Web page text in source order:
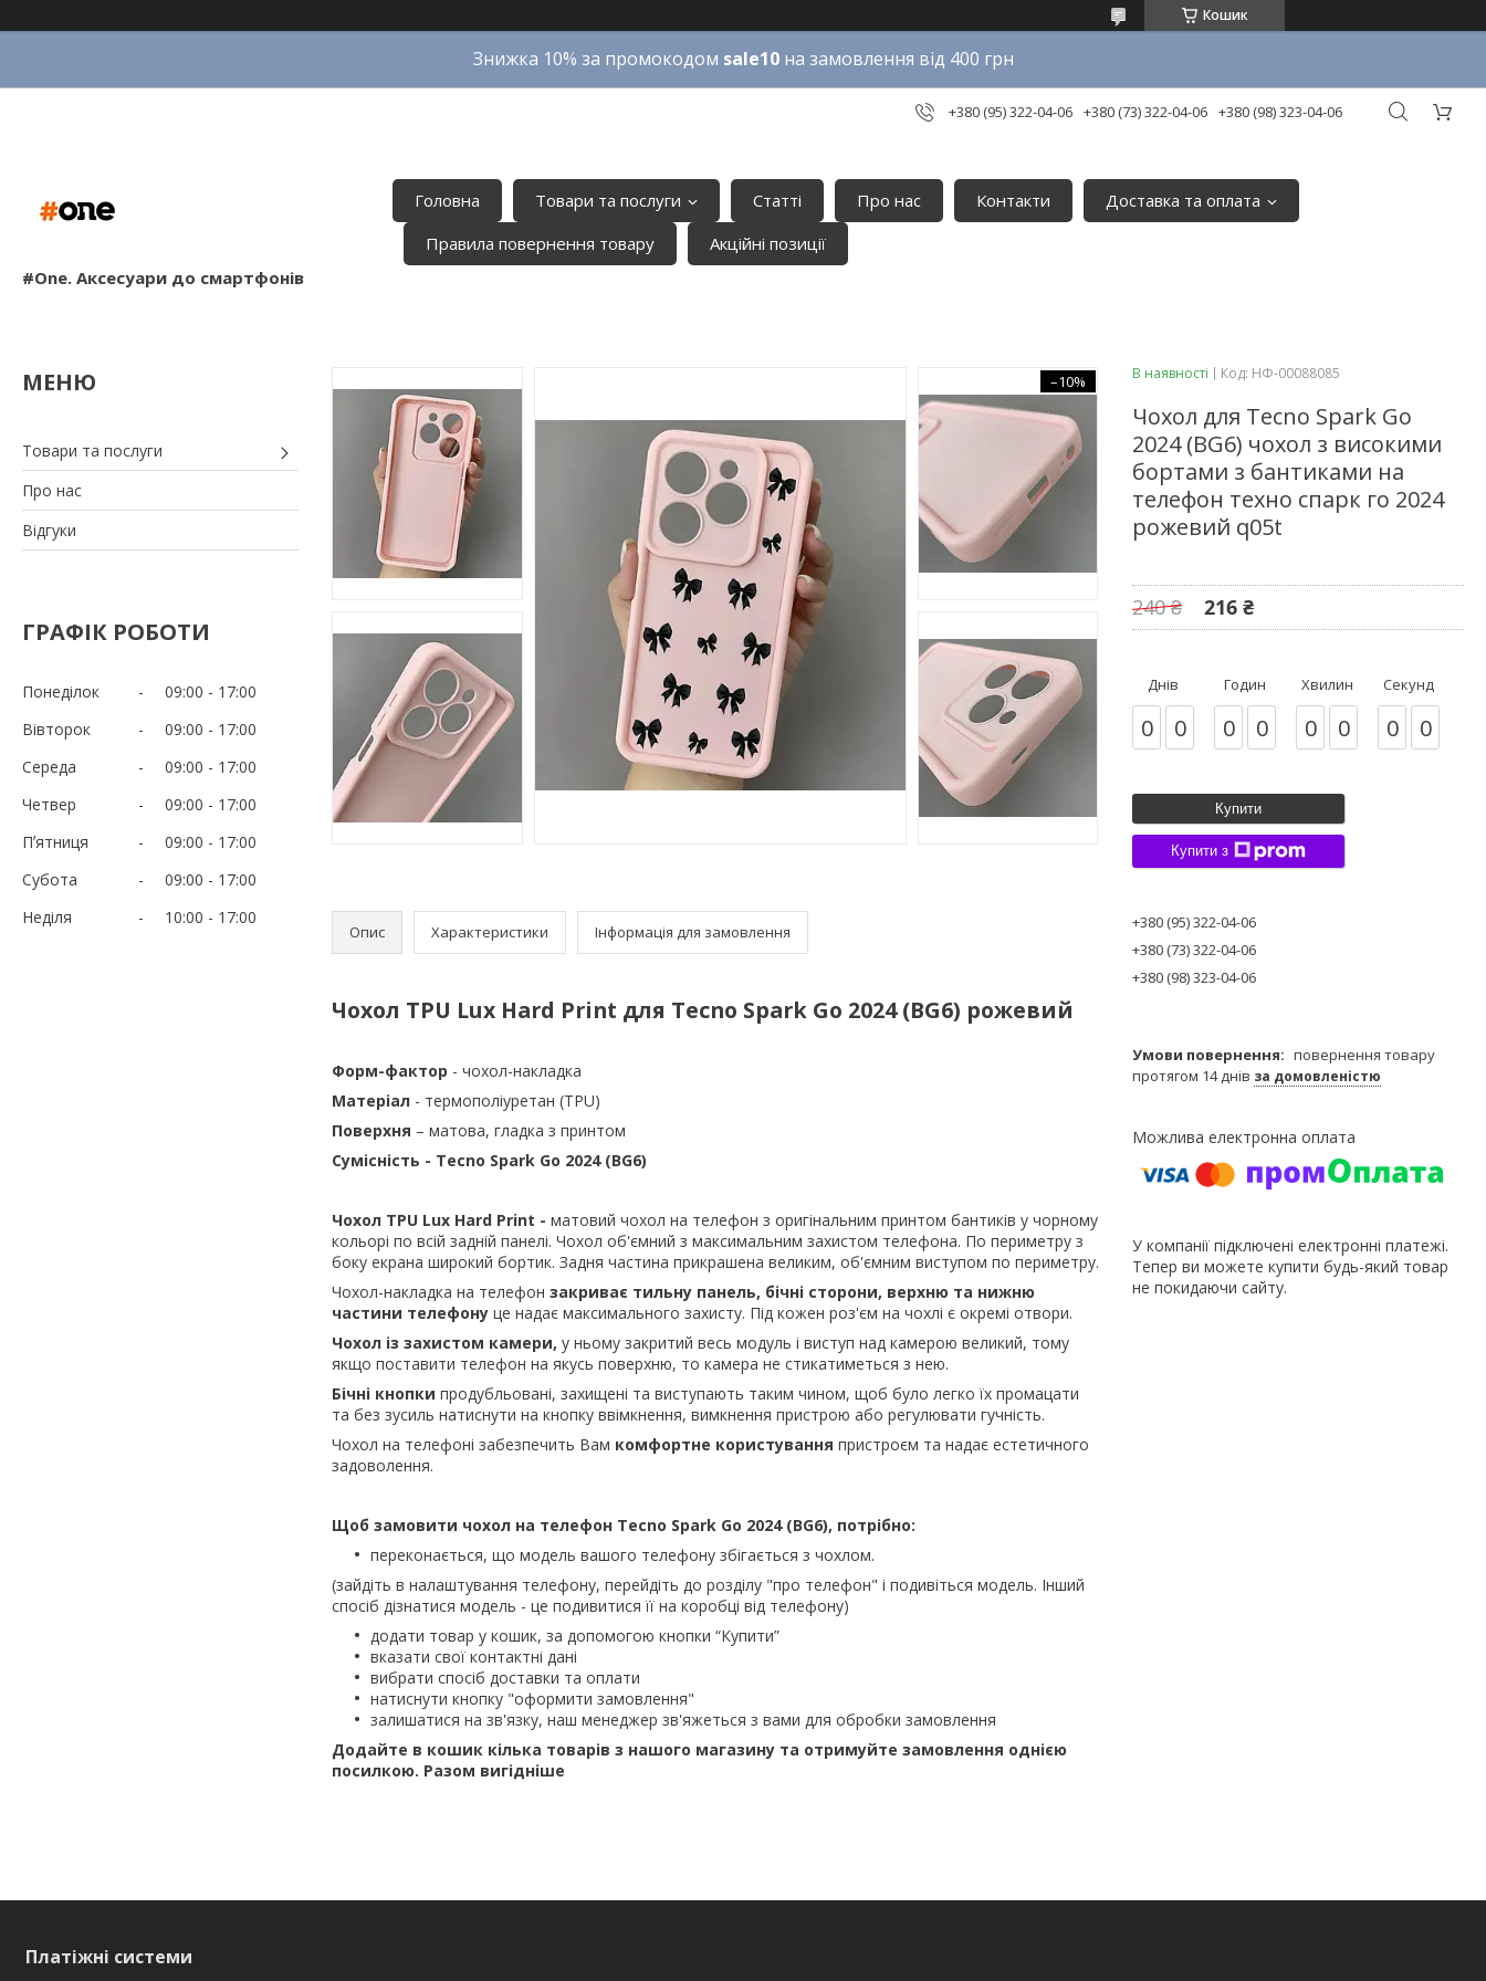
Кошик
Знижка 10% за промокодом sale10на замовлення від 400 грн
+380 (95) 322-04-06 +380 (73) 322-04-06 +380 (98) 323-04-06
#One. Аксесуари до смартфонів
Головна Товари та послуги Статті Про нас Контакти
Доставка та оплата
Правила повернення товару
Акційні позиції
Товари та послуги
Про нас
Відгуки
ГРАФІК РОБОТИ
Понеділок 09:00
17:00
Вівторок
09:00
17:00
Середа
09:00
17:00
Четвер
09:00
17:00
Пʼятниця
09:00
17:00
Субота
09:00
17:00
Неділя
10:00 17:00
–10%
Опис Характеристики Інформація для замовлення
Чохол TPU Lux Hard Print для Tecno Spark Go 2024 (BG6) рожевий
Форм-фактор - чохол-накладка
Матеріал - термополіуретан (TPU)
Поверхня – матова, гладка з принтом
Сумісність - Tecno Spark Go 2024 (BG6)
Чохол TPU Lux Hard Print - матовий чохол на телефон з оригінальним принтом бантиків у чорному
кольорі по всій задній панелі. Чохол об'ємний з максимальним захистом телефона. По периметру з
боку екрана широкий бортик. Задня частина прикрашена великим, об'ємним виступом по периметру.
Чохол-накладка на телефон закриває тильну панель, бічні сторони, верхню та нижню
частини телефону це надає максимального захисту. Під кожен роз'єм на чохлі є окремі отвори.
Чохол із захистом камери, у ньому закритий весь модуль і виступ над камерою великий, тому
якщо поставити телефон на якусь поверхню, то камера не стикатиметься з нею.
Бічні кнопки продубльовані, захищені та виступають таким чином, щоб було легко їх промацати
та без зусиль натиснути на кнопку ввімкнення, вимкнення пристрою або регулювати гучність.
Чохол на телефоні забезпечить Вам комфортне користування пристроєм та надає естетичного
задоволення.
Щоб замовити чохол на телефон Tecno Spark Go 2024 (BG6), потрібно:
переконається, що модель вашого телефону збігається з чохлом.
(зайдіть в налаштування телефону, перейдіть до розділу "про телефон" і подивіться модель. Інший
спосіб дізнатися модель - це подивитися її на коробці від телефону)
додати товар у кошик, за допомогою кнопки “Купити”
вказати свої контактні дані
вибрати спосіб доставки та оплати
натиснути кнопку "оформити замовлення"
залишатися на зв'язку, наш менеджер зв'яжеться з вами для обробки замовлення
Додайте в кошик кілька товарів з нашого магазину та отримуйте замовлення однією
посилкою. Разом вигідніше
В наявності Код: НФ-00088085
Чохол для Tecno Spark Go
2024 (BG6) чохол з високими
бортами з бантиками на
телефон техно спарк го 2024
рожевий q05t
240 ₴ 216 ₴
Днів
0 0
Годин
0 0
Хвилин
0 0
Секунд
0 0
Купити
Купити з
+380 (95) 322-04-06
+380 (73) 322-04-06
+380 (98) 323-04-06
повернення товару
протягом 14 днів за домовленістю
У компанії підключені електронні платежі.
Тепер ви можете купити будь-який товар
не покидаючи сайту.
Платіжні системи